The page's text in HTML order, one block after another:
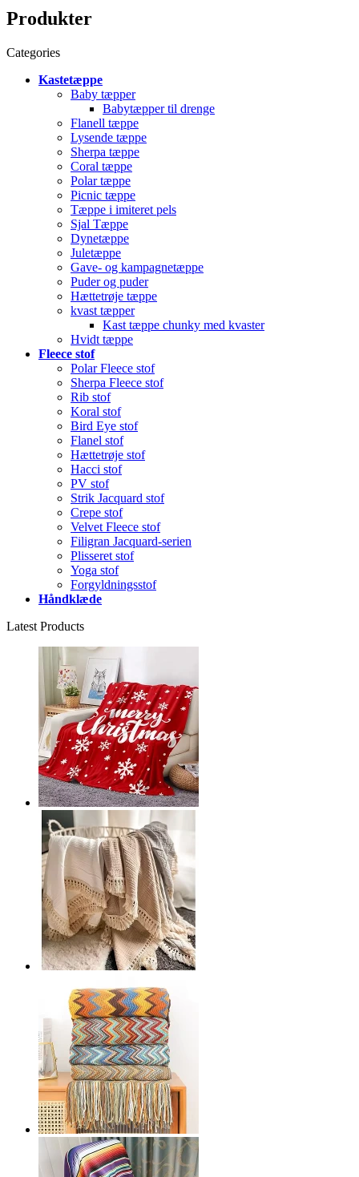
Produkter
Categories
Kastetæppe
Baby tæpper
Babytæpper til drenge
Flanell tæppe
Lysende tæppe
Sherpa tæppe
Coral tæppe
Polar tæppe
Picnic tæppe
Tæppe i imiteret pels
Sjal Tæppe
Dynetæppe
Juletæppe
Gave- og kampagnetæppe
Puder og puder
Hættetrøje tæppe
kvast tæpper
Kast tæppe chunky med kvaster
Hvidt tæppe
Fleece stof
Polar Fleece stof
Sherpa Fleece stof
Rib stof
Koral stof
Bird Eye stof
Flanel stof
Hættetrøje stof
Hacci stof
PV stof
Strik Jacquard stof
Crepe stof
Velvet Fleece stof
Filigran Jacquard-serien
Plisseret stof
Yoga stof
Forgyldningsstof
Håndklæde
Latest Products